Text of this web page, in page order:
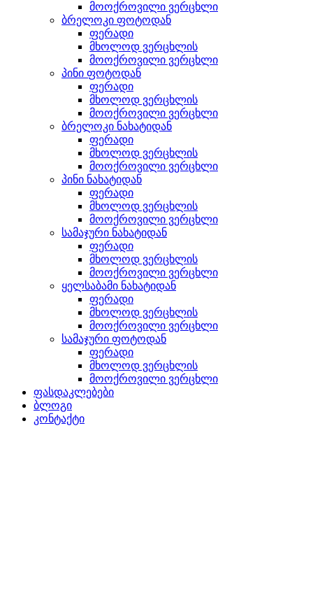
მოოქროვილი ვერცხლი
ბრელოკი ფოტოდან
ფერადი
მხოლოდ ვერცხლის
მოოქროვილი ვერცხლი
პინი ფოტოდან
ფერადი
მხოლოდ ვერცხლის
მოოქროვილი ვერცხლი
ბრელოკი ნახატიდან
ფერადი
მხოლოდ ვერცხლის
მოოქროვილი ვერცხლი
პინი ნახატიდან
ფერადი
მხოლოდ ვერცხლის
მოოქროვილი ვერცხლი
სამაჯური ნახატიდან
ფერადი
მხოლოდ ვერცხლის
მოოქროვილი ვერცხლი
ყელსაბამი ნახატიდან
ფერადი
მხოლოდ ვერცხლის
მოოქროვილი ვერცხლი
სამაჯური ფოტოდან
ფერადი
მხოლოდ ვერცხლის
მოოქროვილი ვერცხლი
ფასდაკლებები
ბლოგი
კონტაქტი